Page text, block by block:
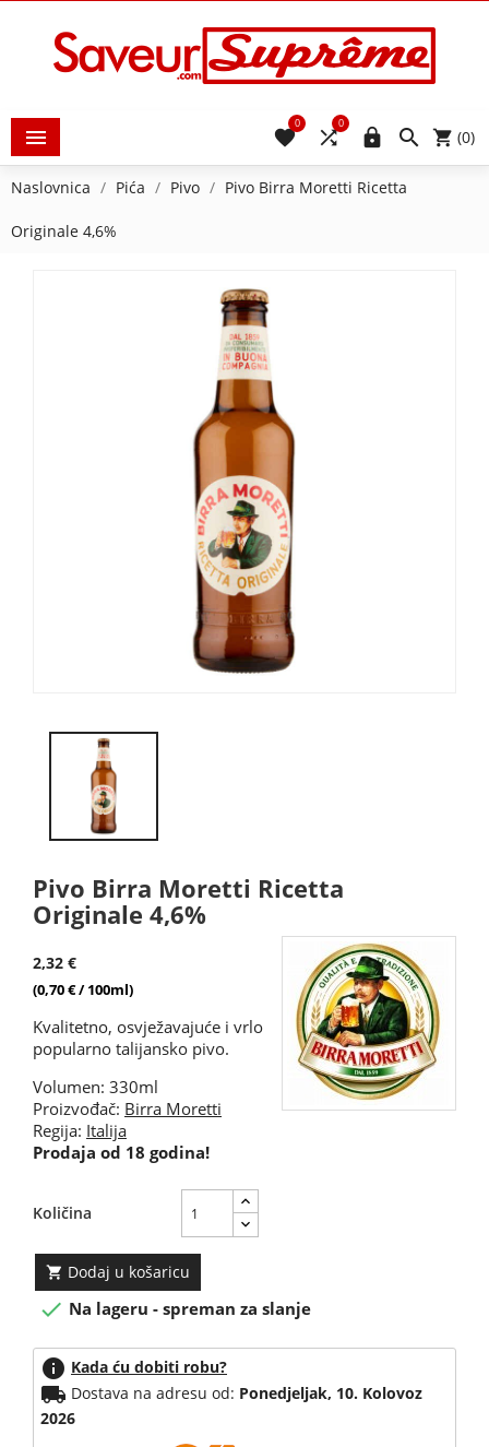
  (0)


0

0
Naslovnica Pića Pivo Pivo Birra Moretti Ricetta
Originale 4,6%
Pivo Birra Moretti Ricetta
Originale 4,6%
2,32 €
(0,70 € / 100ml)
Kvalitetno, osvježavajuće i vrlo
popularno talijansko pivo.
Volumen: 330ml
Proizvođač: Birra Moretti
Regija: Italija
Prodaja od 18 godina!
Količina
 Dodaj u košaricu
 Na lageru - spreman za slanje
info Kada ću dobiti robu?
local_shipping Dostava na adresu od: Ponedjeljak, 10. Kolovoz
2026